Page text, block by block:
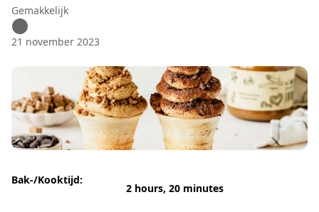
Gemakkelijk
21 november 2023
Bak-/Kooktijd:
2 hours, 20 minutes